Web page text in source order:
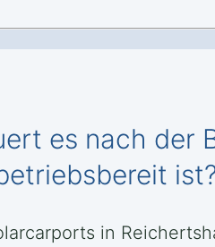
es nach der
in